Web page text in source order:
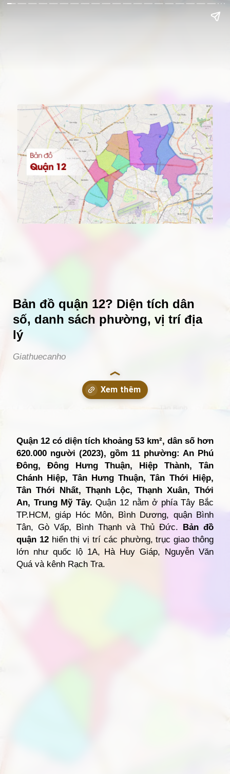
Bản đồ quận 12? Diện tích dân
số, danh sách phường, vị trí địa
lý
Giathuecanho
Quận 12 có diện tích khoảng 53 km², dân số hơn
620.000 người (2023), gồm 11 phường: An Phú
Đông, Đông Hưng Thuận, Hiệp Thành, Tân
Chánh Hiệp, Tân Hưng Thuận, Tân Thới Hiệp,
Tân Thới Nhất, Thạnh Lộc, Thạnh Xuân, Thới
An, Trung Mỹ Tây. Quận 12 nằm ở phía Tây Bắc
TP.HCM, giáp Hóc Môn, Bình Dương, quận Bình
Tân, Gò Vấp, Bình Thạnh và Thủ Đức.
Bản đồ
quận 12hiển thị vị trí các phường, trục giao thông
lớn như quốc lộ 1A, Hà Huy Giáp, Nguyễn Văn
Quá và kênh Rạch Tra.